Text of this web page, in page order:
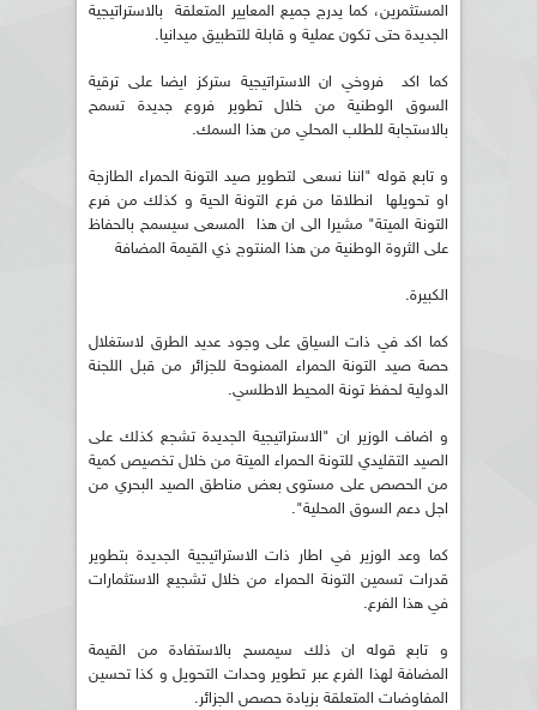
المستثمرين، كما يدرج جميع المعايير المتعلقة بالاستراتيجية
الجديدة حتى تكون عملية و قابلة للتطبيق ميدانيا.
كما اكد فروخي ان الاستراتيجية ستركز ايضا على ترقية
السوق الوطنية من خلال تطوير فروع جديدة تسمح
بالاستجابة للطلب المحلي من هذا السمك.
و تابع قوله "اننا نسعى لتطوير صيد التونة الحمراء الطازجة
او تحويلها انطلاقا من فرع التونة الحية و كذلك من فرع
التونة الميتة" مشيرا الى ان هذا المسعى سيسمح بالحفاظ
على الثروة الوطنية من هذا المنتوج ذي القيمة المضافة
الكبيرة.
كما اكد في ذات السياق على وجود عديد الطرق لاستغلال
حصة صيد التونة الحمراء الممنوحة للجزائر من قبل اللجنة
الدولية لحفظ تونة المحيط الاطلسي.
و اضاف الوزير ان "الاستراتيجية الجديدة تشجع كذلك على
الصيد التقليدي للتونة الحمراء الميتة من خلال تخصيص كمية
من الحصص على مستوى بعض مناطق الصيد البحري من
اجل دعم السوق المحلية".
كما وعد الوزير في اطار ذات الاستراتيجية الجديدة بتطوير
قدرات تسمين التونة الحمراء من خلال تشجيع الاستثمارات
في هذا الفرع.
و تابع قوله ان ذلك سيمسح بالاستفادة من القيمة
المضافة لهذا الفرع عبر تطوير وحدات التحويل و كذا تحسين
المفاوضات المتعلقة بزيادة حصص الجزائر.